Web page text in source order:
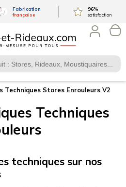
Fabrication
française
96%
satisfaction
Techniques Stores Enrouleurs V2
Techniques
techniques sur nos